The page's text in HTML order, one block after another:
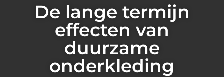
De lange termijn
effecten van
duurzame
onderkleding